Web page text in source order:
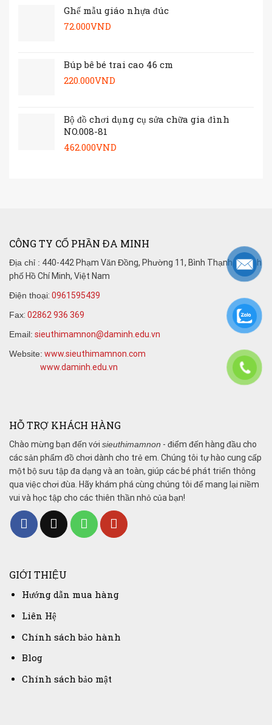
Ghế mẫu giáo nhựa đúc
72.000VND
Búp bê bé trai cao 46 cm
220.000VND
Bộ đồ chơi dụng cụ sửa chữa gia đình
NO.008-81
462.000VND
CÔNG TY CỔ PHẦN ĐA MINH
Địa chỉ : 440-442 Phạm Văn Đồng, Phường 11, Bình Thạnh, Thành
phố Hồ Chí Minh, Việt Nam
Điện thoại: 0961595439
Fax: 02862 936 369
Email: sieuthimamnon@daminh.edu.vn
Website: www.sieuthimamnon.com
www.daminh.edu.vn
HỖ TRỢ KHÁCH HÀNG
Chào mừng bạn đến với sieuthimamnon - điểm đến hàng đầu cho
các sản phẩm đồ chơi dành cho trẻ em. Chúng tôi tự hào cung cấp
một bộ sưu tập đa dạng và an toàn, giúp các bé phát triển thông
qua việc chơi đùa. Hãy khám phá cùng chúng tôi để mang lại niềm
vui và học tập cho các thiên thần nhỏ của bạn!
GIỚI THIỆU
Hướng dẫn mua hàng
Liên Hệ
Chính sách bảo hành
Blog
Chính sách bảo mật